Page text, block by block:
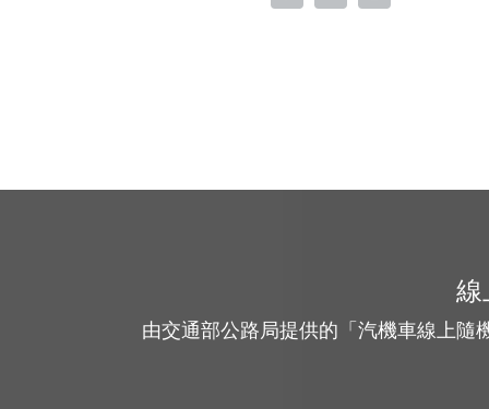
線
由交通部公路局提供的「汽機車線上隨